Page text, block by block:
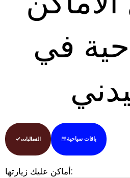
في
الفعاليات باقات سياحية
أماكن عليك زيارتها: